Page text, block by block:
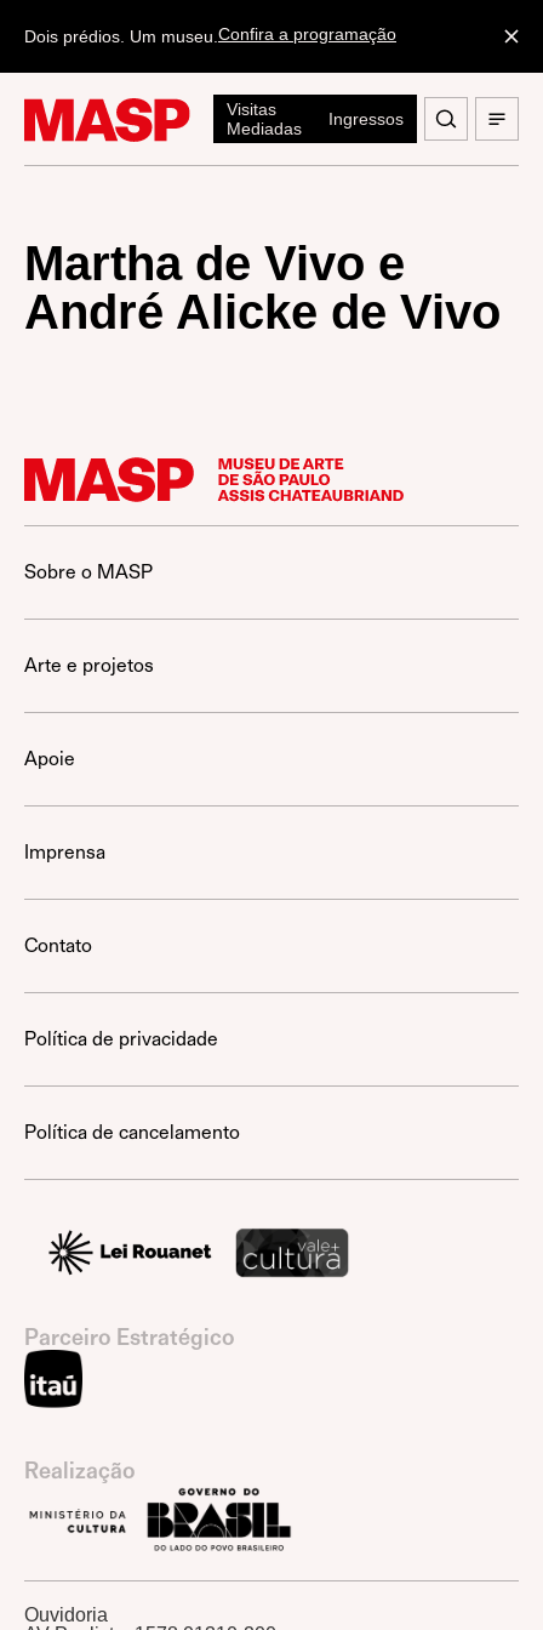
Dois prédios. Um museu. Confira a programação
Visitas
Mediadas
Ingressos
Martha de Vivo e
André Alicke de Vivo
Sobre o MASP
Arte e projetos
Apoie
Imprensa
Contato
Política de privacidade
Política de cancelamento
Parceiro Estratégico
Realização
Ouvidoria